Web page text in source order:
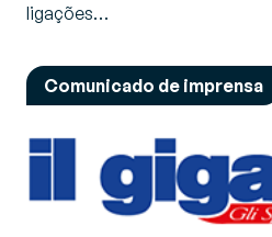
ligações…
Comunicado de imprensa